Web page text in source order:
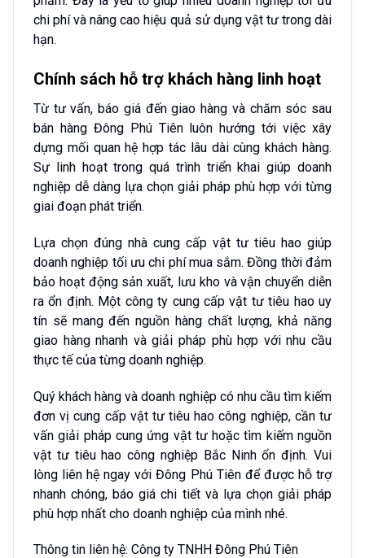
chi phí và nâng cao hiệu quả sử dụng vật tư trong dài
hạn.
Chính sách hỗ trợ khách hàng linh hoạt
Từ tư vấn, báo giá đến giao hàng và chăm sóc sau
bán hàng Đông Phú Tiên luôn hướng tới việc xây
dựng mối quan hệ hợp tác lâu dài cùng khách hàng.
Sự linh hoạt trong quá trình triển khai giúp doanh
nghiệp dễ dàng lựa chọn giải pháp phù hợp với từng
giai đoạn phát triển.
Lựa chọn đúng nhà cung cấp vật tư tiêu hao giúp
doanh nghiệp tối ưu chi phí mua sắm. Đồng thời đảm
bảo hoạt động sản xuất, lưu kho và vận chuyển diễn
ra ổn định. Một công ty cung cấp vật tư tiêu hao uy
tín sẽ mang đến nguồn hàng chất lượng, khả năng
giao hàng nhanh và giải pháp phù hợp với nhu cầu
thực tế của từng doanh nghiệp.
Quý khách hàng và doanh nghiệp có nhu cầu tìm kiếm
đơn vị cung cấp vật tư tiêu hao công nghiệp, cần tư
vấn giải pháp cung ứng vật tư hoặc tìm kiếm nguồn
vật tư tiêu hao công nghiệp Bắc Ninh ổn định. Vui
lòng liên hệ ngay với Đông Phú Tiên để được hỗ trợ
nhanh chóng, báo giá chi tiết và lựa chọn giải pháp
phù hợp nhất cho doanh nghiệp của mình nhé.
Thông tin liên hệ: Công ty TNHH Đông Phú Tiên